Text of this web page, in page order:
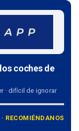
coches de
· difícil de ignorar
RECOMIÉNDANOS